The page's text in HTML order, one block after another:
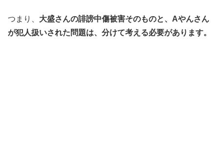
つまり、 大盛さんの誹謗中傷被害そのものと、Aやんさん
が犯人扱いされた問題は、分けて考える必要があります。